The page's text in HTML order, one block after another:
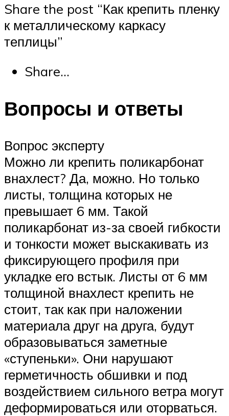
Share the post “Как крепить пленку
к металлическому каркасу
теплицы”
Share…
Вопросы и ответы
Вопрос эксперту
Можно ли крепить поликарбонат
внахлест? Да, можно. Но только
листы, толщина которых не
превышает 6 мм. Такой
поликарбонат из-за своей гибкости
и тонкости может выскакивать из
фиксирующего профиля при
укладке его встык. Листы от 6 мм
толщиной внахлест крепить не
стоит, так как при наложении
материала друг на друга, будут
образовываться заметные
«ступеньки». Они нарушают
герметичность обшивки и под
воздействием сильного ветра могут
деформироваться или оторваться.